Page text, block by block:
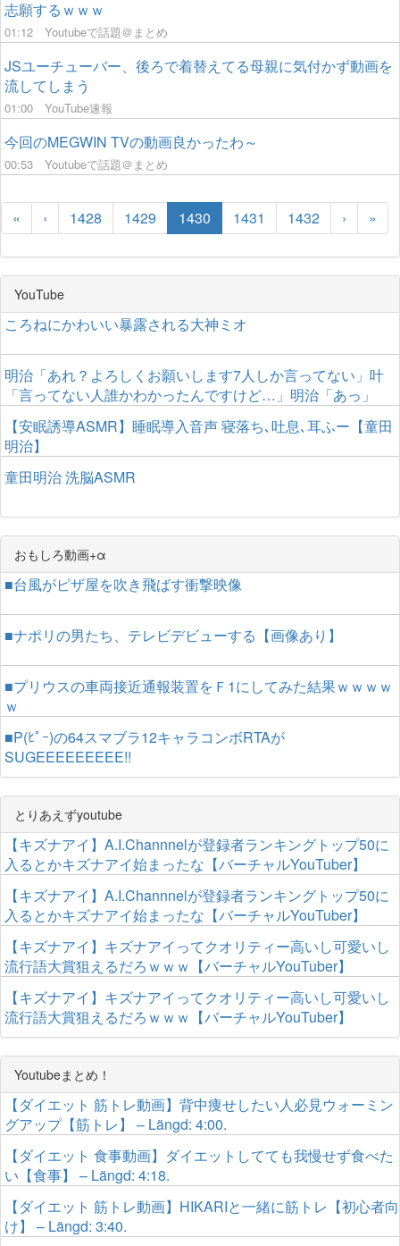
志願するｗｗｗ
01:12 Youtubeで話題＠まとめ
JSユーチューバー、後ろで着替えてる母親に気付かず動画を
流してしまう
01:00 YouTube速報
今回のMEGWIN TVの動画良かったわ～
00:53 Youtubeで話題＠まとめ
« ‹ 1428 1429 1430 1431 1432 › »
YouTube
ころねにかわいい暴露される大神ミオ
明治「あれ？よろしくお願いします7人しか言ってない」叶
「言ってない人誰かわかったんですけど…」明治「あっ」
【安眠誘導ASMR】睡眠導入音声 寝落ち､吐息､耳ふー【童田
明治】
童田明治 洗脳ASMR
おもしろ動画+α
■台風がピザ屋を吹き飛ばす衝撃映像
■ナポリの男たち、テレビデビューする【画像あり】
■プリウスの車両接近通報装置をＦ1にしてみた結果ｗｗｗｗ
ｗ
■P(ﾋﾟｰ)の64スマブラ12キャラコンボRTAが
SUGEEEEEEEEE!!
とりあえずyoutube
【キズナアイ】A.I.Channnelが登録者ランキングトップ50に
入るとかキズナアイ始まったな【バーチャルYouTuber】
【キズナアイ】A.I.Channnelが登録者ランキングトップ50に
入るとかキズナアイ始まったな【バーチャルYouTuber】
【キズナアイ】キズナアイってクオリティー高いし可愛いし
流行語大賞狙えるだろｗｗｗ【バーチャルYouTuber】
【キズナアイ】キズナアイってクオリティー高いし可愛いし
流行語大賞狙えるだろｗｗｗ【バーチャルYouTuber】
Youtubeまとめ！
【ダイエット 筋トレ動画】背中痩せしたい人必見ウォーミン
グアップ【筋トレ】 – Längd: 4:00.
【ダイエット 食事動画】ダイエットしてても我慢せず食べた
い【食事】 – Längd: 4:18.
【ダイエット 筋トレ動画】HIKARIと一緒に筋トレ【初心者向
け】 – Längd: 3:40.